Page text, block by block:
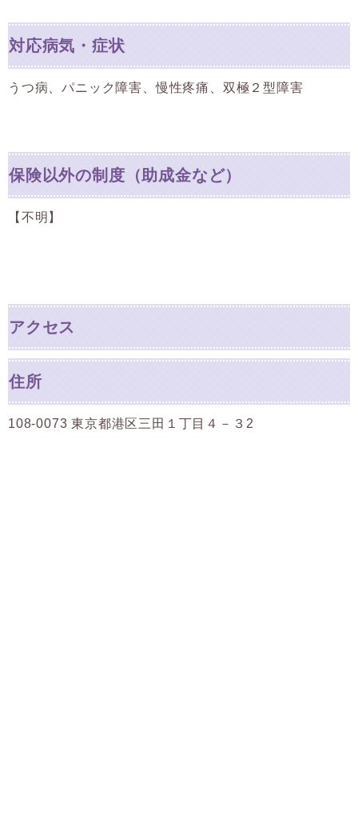
対応病気・症状
うつ病、パニック障害、慢性疼痛、双極２型障害
保険以外の制度（助成金など）
【不明】
アクセス
住所
108-0073 東京都港区三田１丁目４－３2